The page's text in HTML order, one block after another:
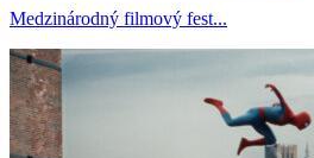
Medzinárodný filmový fest...